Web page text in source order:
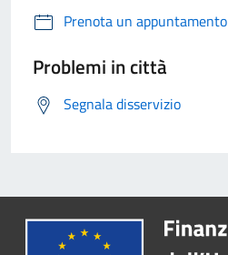
Prenota un appuntamento
Problemi in città
Segnala disservizio